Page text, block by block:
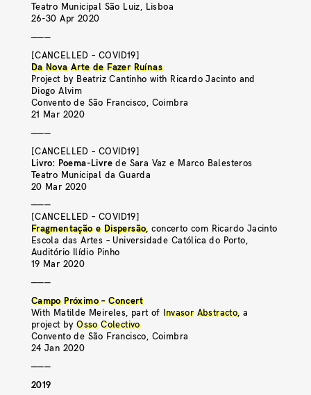
Teatro Municipal São Luiz, Lisboa
26-30 Apr 2020
———
[CANCELLED – COVID19]
Da Nova Arte de Fazer Ruínas
Project by Beatriz Cantinho with Ricardo Jacinto and
Diogo Alvim
Convento de São Francisco, Coimbra
21 Mar 2020
———
[CANCELLED – COVID19]
Livro: Poema-Livre de Sara Vaz e Marco Balesteros
Teatro Municipal da Guarda
20 Mar 2020
———
[CANCELLED – COVID19]
Fragmentação e Dispersão, concerto com Ricardo Jacinto
Escola das Artes – Universidade Católica do Porto,
Auditório Ilídio Pinho
19 Mar 2020
———
Campo Próximo – Concert
With Matilde Meireles, part of Invasor Abstracto, a
project byOsso Colectivo
Convento de São Francisco, Coimbra
24 Jan 2020
———
2019